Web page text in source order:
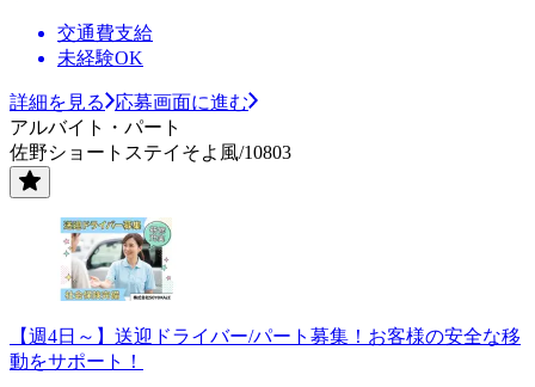
交通費支給
未経験OK
詳細を見る
応募画面に進む
アルバイト・パート
佐野ショートステイそよ風/10803
【週4日～】送迎ドライバー/パート募集！お客様の安全な移
動をサポート！